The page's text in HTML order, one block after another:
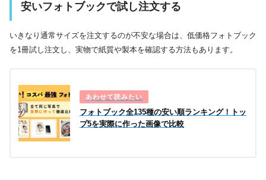
安いフォトブックで試し注文する
いきなり通常サイズを注文するのが不安な場合は、低価格フォトブック
を1冊試し注文し、実物で紙質や製本を確認する方法もあります。
フォトブック全135種の安い順ランキング！トッ
プ5を実際に作った画像で比較